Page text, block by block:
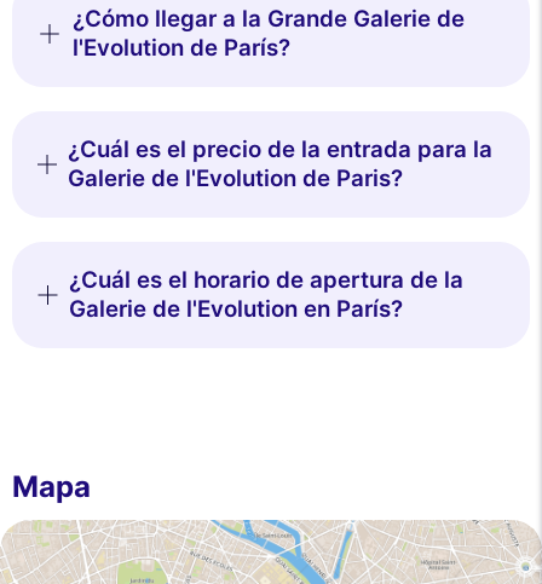
¿Cómo llegar a la Grande Galerie de
l'Evolution de París?
¿Cuál es el precio de la entrada para la
Galerie de l'Evolution de Paris?
¿Cuál es el horario de apertura de la
Galerie de l'Evolution en París?
Mapa